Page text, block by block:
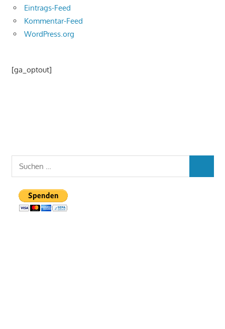
Eintrags-Feed
Kommentar-Feed
WordPress.org
[ga_optout]
Suchen
nach: